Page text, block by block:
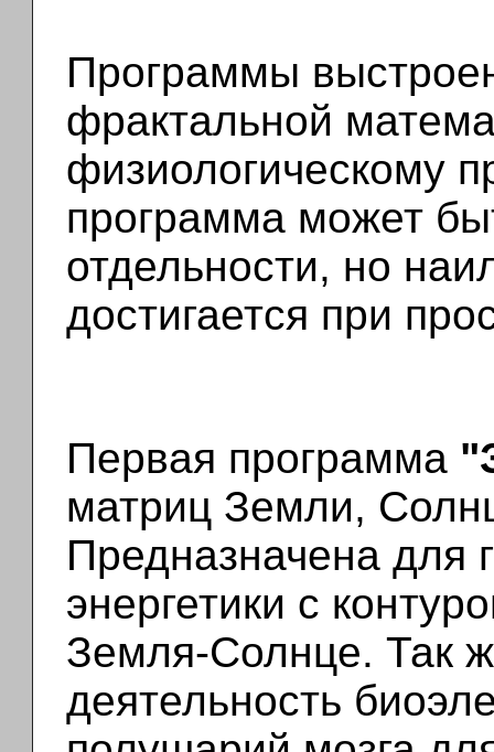
Программы
фрактальной
физиологическому
программа может
отдельности, но
достигается при
Первая программа
матриц Земли,
Предназначена для
энергетики с
Земля-Солнце. Так
деятельность